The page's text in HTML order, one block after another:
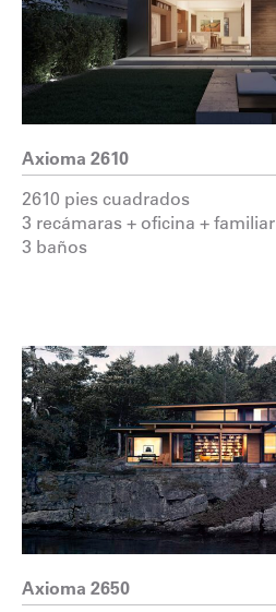
Axioma 2610
2610 pies cuadrados
3 recámaras + oficina + familiar
3 baños
Axioma 2650